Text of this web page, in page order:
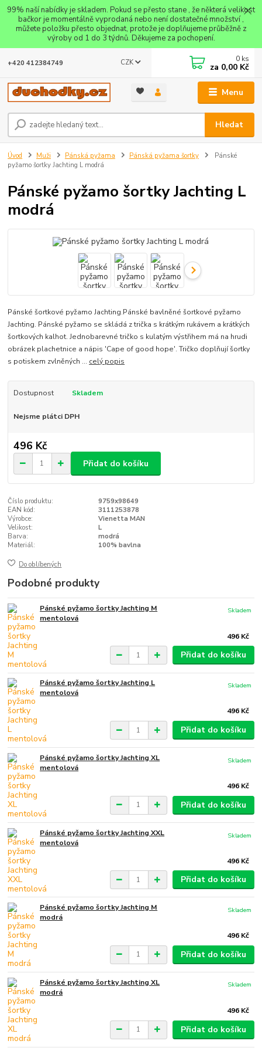
99% naší nabídky je skladem. Pokud se přesto stane , že některá velikost
bačkor je momentálně vyprodaná nebo není dostatečné množství ,
můžete položku přesto objednat, protože je doplňujeme průběžně z
výroby od 1 do 3 týdnů. Děkujeme za pochopení.
Menu
CZK
Hledat
+420 412384749 0 ks
za 0,00 Kč
Úvod Muži Pánská pyžama Pánská pyžama šortky
Pánské
pyžamo šortky Jachting L modrá
Pánské pyžamo šortky Jachting L
modrá
Pánské šortkové pyžamo Jachting.Pánské bavlněné šortkové pyžamo
Jachting. Pánské pyžamo se skládá z trička s krátkým rukávem a krátkých
šortkových kalhot. Jednobarevné tričko s kulatým výstřihem má na hrudi
obrázek plachetnice a nápis 'Cape of good hope'. Tričko doplňují šortky
s potiskem zvlněných ... celý popis
Dostupnost Skladem
Nejsme plátci DPH
496 Kč
Přidat do košíku
Číslo produktu:
9759x98649
EAN kód:
3111253878
Výrobce:
Vienetta MAN
Velikost:
L
Barva:
modrá
Materiál:
100% bavlna
Do oblíbených
Podobné produkty
Pánské pyžamo šortky Jachting M
mentolová
496 Kč
Skladem
Přidat do košíku
Pánské pyžamo šortky Jachting L
mentolová
496 Kč
Skladem
Přidat do košíku
Pánské pyžamo šortky Jachting XL
mentolová
496 Kč
Skladem
Přidat do košíku
Pánské pyžamo šortky Jachting XXL
mentolová
496 Kč
Skladem
Přidat do košíku
Pánské pyžamo šortky Jachting M
modrá
496 Kč
Skladem
Přidat do košíku
Pánské pyžamo šortky Jachting XL
modrá
496 Kč
Skladem
Přidat do košíku